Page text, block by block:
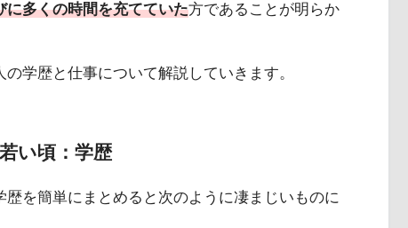
に多くの時間を充てていた方であることが明らか
学歴と仕事について解説していきます。
い頃：学歴
を簡単にまとめると次のように凄まじいものに